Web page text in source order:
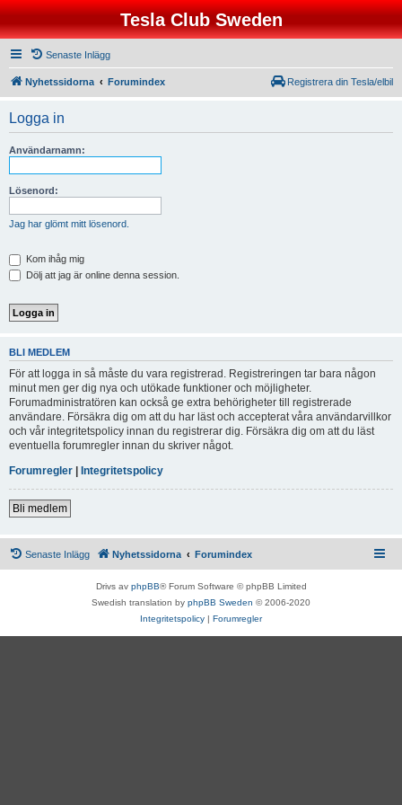
Tesla Club Sweden
Senaste Inlägg
Nyhetssidorna Forumindex Registrera din Tesla/elbil
Logga in
Användarnamn:
Lösenord:
Jag har glömt mitt lösenord.
Kom ihåg mig
Dölj att jag är online denna session.
BLI MEDLEM
För att logga in så måste du vara registrerad. Registreringen tar bara någon
minut men ger dig nya och utökade funktioner och möjligheter.
Forumadministratören kan också ge extra behörigheter till registrerade
användare. Försäkra dig om att du har läst och accepterat våra användarvillkor
och vår integritetspolicy innan du registrerar dig. Försäkra dig om att du läst
eventuella forumregler innan du skriver något.
Forumregler | Integritetspolicy
Bli medlem
Senaste Inlägg Nyhetssidorna Forumindex
Drivs av phpBB® Forum Software © phpBB Limited
Swedish translation by phpBB Sweden © 2006-2020
Integritetspolicy | Forumregler